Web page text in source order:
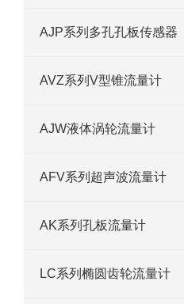
AJP系列多孔孔板传感器
AVZ系列V型锥流量计
AJW液体涡轮流量计
AFV系列超声波流量计
AK系列孔板流量计
LC系列椭圆齿轮流量计